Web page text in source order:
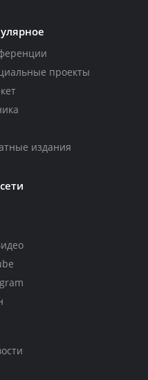
проекты
издания